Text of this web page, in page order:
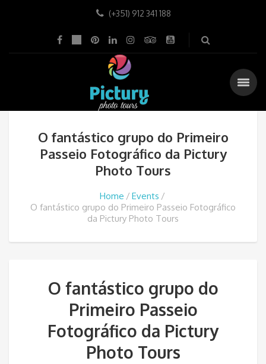
(+351) 912 341 188
O fantástico grupo do Primeiro
Passeio Fotográfico da Pictury
Photo Tours
Home
Events
O fantástico grupo do Primeiro Passeio Fotográfico
da Pictury Photo Tours
O fantástico grupo do
Primeiro Passeio
Fotográfico da Pictury
Photo Tours